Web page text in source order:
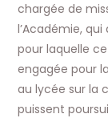
chargée de
l’Académie,
pour laquelle
engagée pour
au lycée sur la
puissent